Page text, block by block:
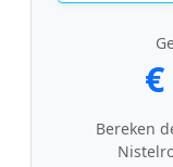
Bereken